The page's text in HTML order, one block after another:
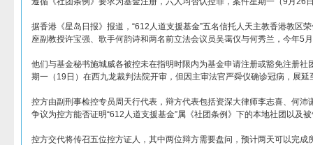
据香港《星岛日报》报道，“612人道支援基金”五名信托人天主教香港教区
座副教授许宝强、歌手何韵诗和两名前立法会议员吴霭仪与何秀兰，今年5
他们与基金秘书施城威各被控未在指明时限内为基金申请注册或豁免注册社
期一（19日）在西九龙裁判法院开审，但因主审法官严舜仪确诊冠病，展
控方由副刑事检控专员周天行代表，辩方代表包括资深大律师李志喜、何沛
争议为控方能否证明“612人道支援基金”属《社团条例》下的本地社团以及
控方交代将传召五位控方证人，其中两位辩方需要盘问，预计两天可以完成